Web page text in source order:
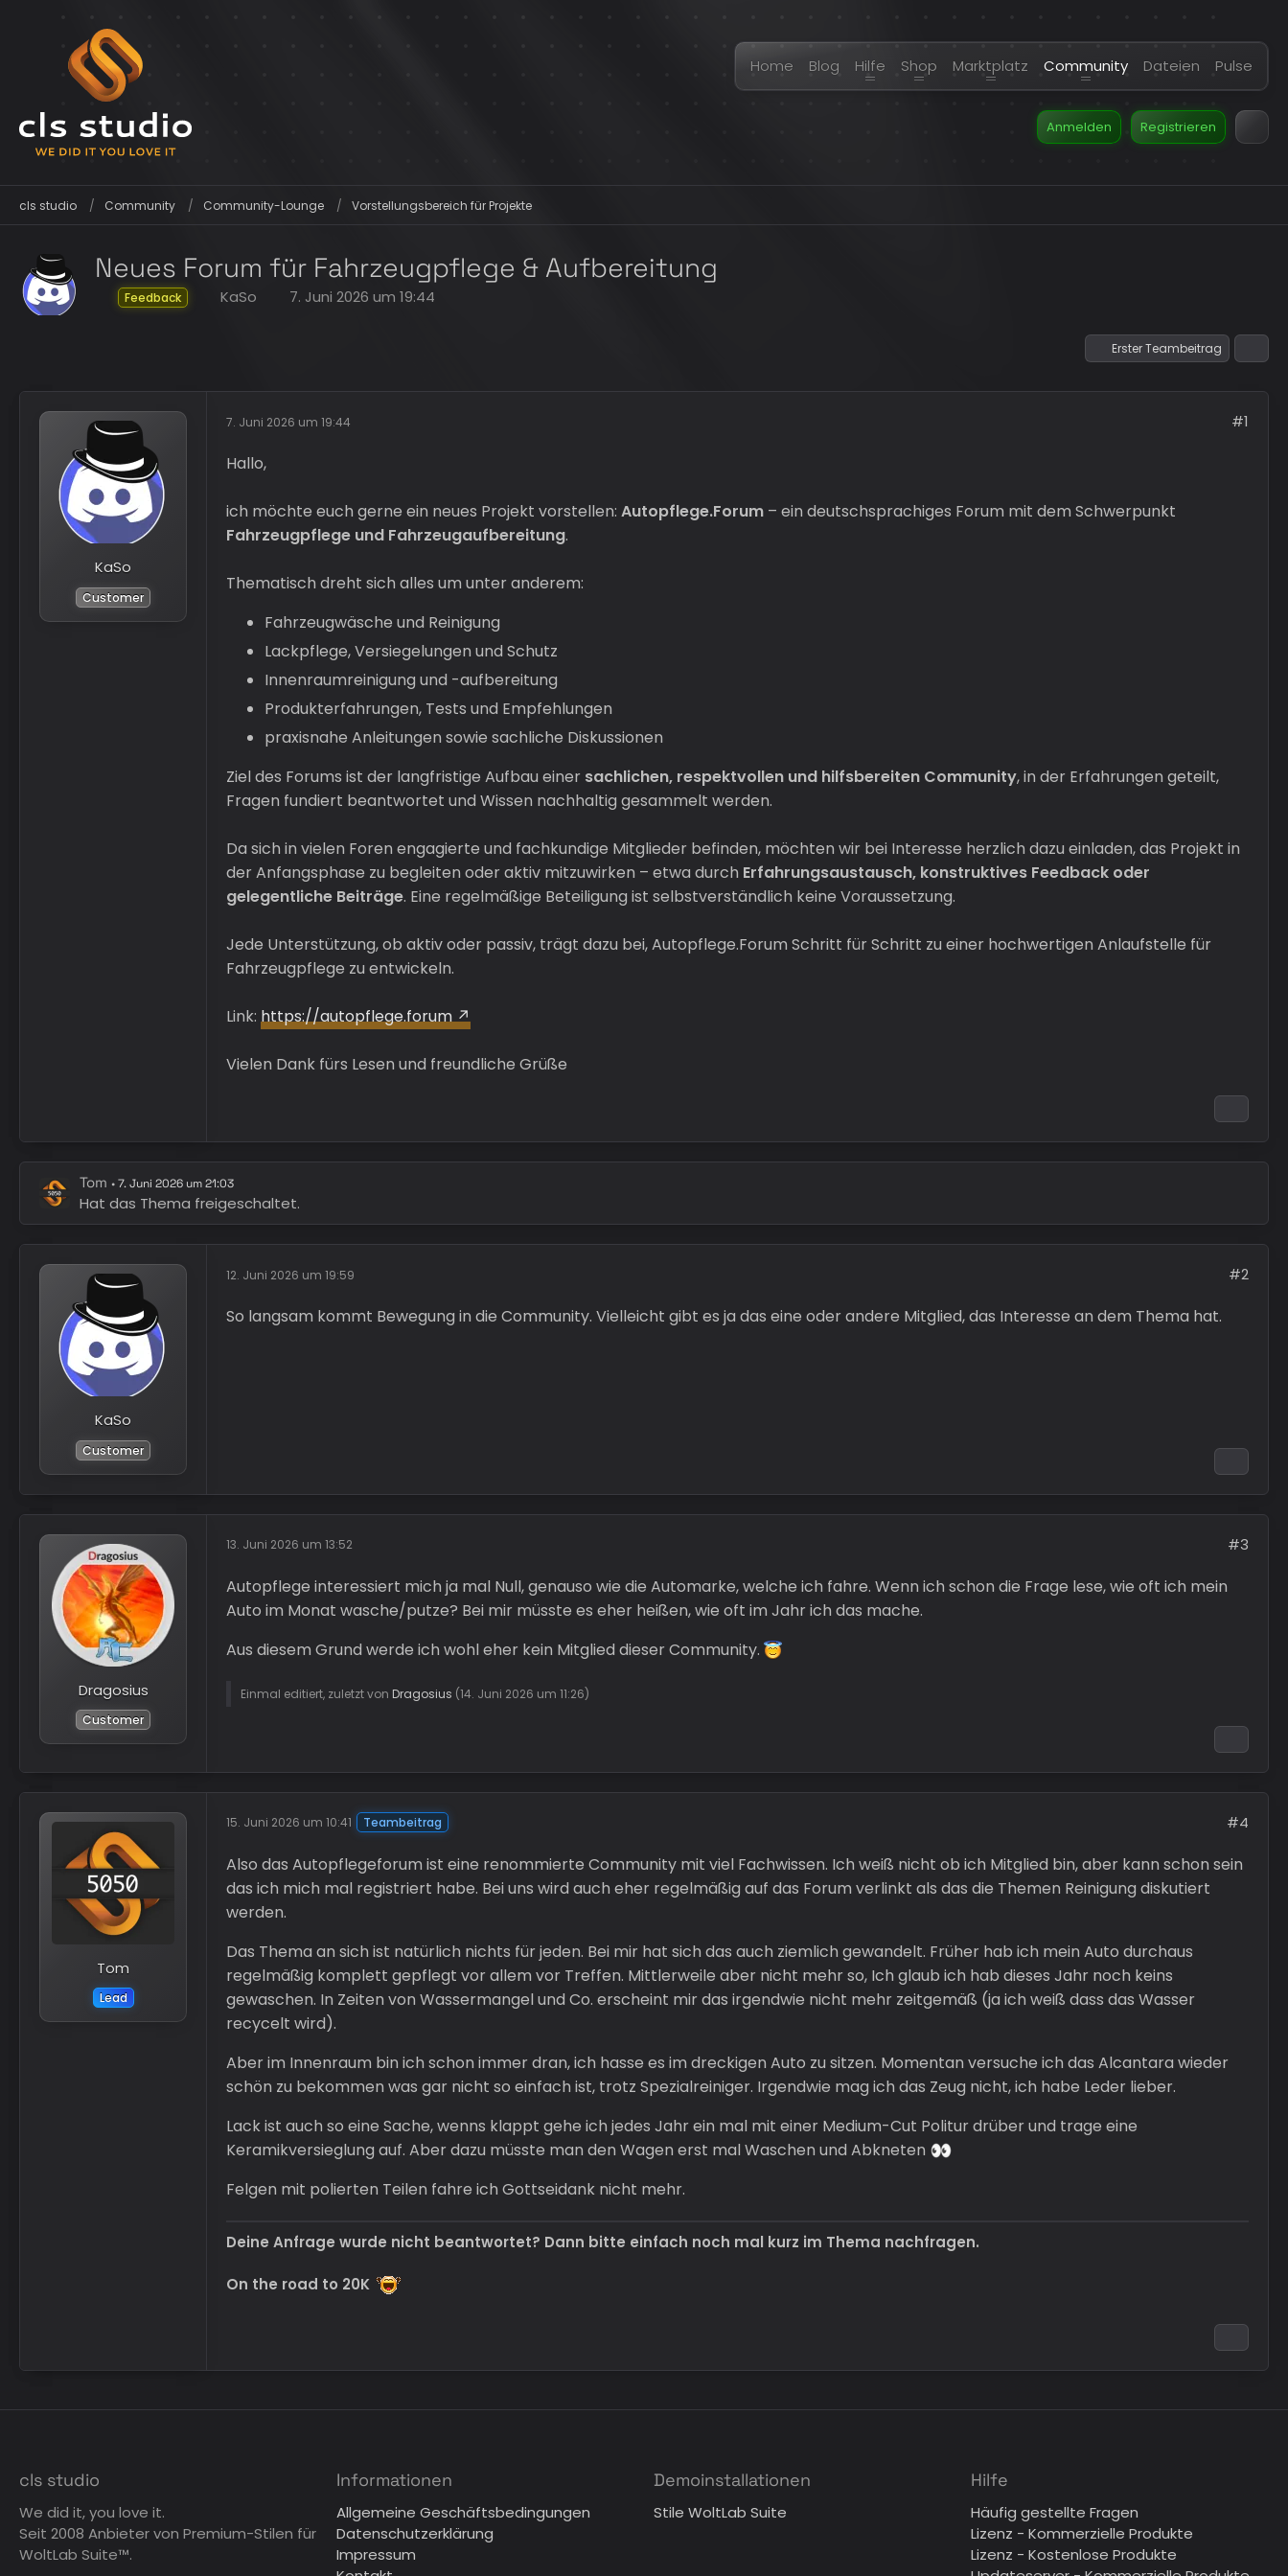
Home Blog Hilfe Shop Marktplatz Community Dateien Pulse
Anmelden Registrieren
cls studio Community Community-Lounge Vorstellungsbereich für Projekte
Neues Forum für Fahrzeugpflege & Aufbereitung
Feedback KaSo 7. Juni 2026 um 19:44
Erster Teambeitrag
KaSo
Customer
7. Juni 2026 um 19:44 #1
Hallo,
ich möchte euch gerne ein neues Projekt vorstellen: Autopflege.Forum – ein deutschsprachiges Forum mit dem Schwerpunkt
Fahrzeugpflege und Fahrzeugaufbereitung.
Thematisch dreht sich alles um unter anderem:
Fahrzeugwäsche und Reinigung
Lackpflege, Versiegelungen und Schutz
Innenraumreinigung und -aufbereitung
Produkterfahrungen, Tests und Empfehlungen
praxisnahe Anleitungen sowie sachliche Diskussionen
Ziel des Forums ist der langfristige Aufbau einer sachlichen, respektvollen und hilfsbereiten Community, in der Erfahrungen geteilt,
Fragen fundiert beantwortet und Wissen nachhaltig gesammelt werden.
Da sich in vielen Foren engagierte und fachkundige Mitglieder befinden, möchten wir bei Interesse herzlich dazu einladen, das Projekt in
der Anfangsphase zu begleiten oder aktiv mitzuwirken – etwa durch Erfahrungsaustausch, konstruktives Feedback oder
gelegentliche Beiträge. Eine regelmäßige Beteiligung ist selbstverständlich keine Voraussetzung.
Jede Unterstützung, ob aktiv oder passiv, trägt dazu bei, Autopflege.Forum Schritt für Schritt zu einer hochwertigen Anlaufstelle für
Fahrzeugpflege zu entwickeln.
Link: https://autopflege.forum
Vielen Dank fürs Lesen und freundliche Grüße
Tom 7. Juni 2026 um 21:03
Hat das Thema freigeschaltet.
KaSo
Customer
12. Juni 2026 um 19:59 #2
So langsam kommt Bewegung in die Community. Vielleicht gibt es ja das eine oder andere Mitglied, das Interesse an dem Thema hat.
Dragosius
Customer
13. Juni 2026 um 13:52 #3
Autopflege interessiert mich ja mal Null, genauso wie die Automarke, welche ich fahre. Wenn ich schon die Frage lese, wie oft ich mein
Auto im Monat wasche/putze? Bei mir müsste es eher heißen, wie oft im Jahr ich das mache.
Aus diesem Grund werde ich wohl eher kein Mitglied dieser Community.
Einmal editiert, zuletzt von Dragosius (14. Juni 2026 um 11:26)
Tom
Lead
15. Juni 2026 um 10:41 Teambeitrag #4
Also das Autopflegeforum ist eine renommierte Community mit viel Fachwissen. Ich weiß nicht ob ich Mitglied bin, aber kann schon sein
das ich mich mal registriert habe. Bei uns wird auch eher regelmäßig auf das Forum verlinkt als das die Themen Reinigung diskutiert
werden.
Das Thema an sich ist natürlich nichts für jeden. Bei mir hat sich das auch ziemlich gewandelt. Früher hab ich mein Auto durchaus
regelmäßig komplett gepflegt vor allem vor Treffen. Mittlerweile aber nicht mehr so, Ich glaub ich hab dieses Jahr noch keins
gewaschen. In Zeiten von Wassermangel und Co. erscheint mir das irgendwie nicht mehr zeitgemäß (ja ich weiß dass das Wasser
recycelt wird).
Aber im Innenraum bin ich schon immer dran, ich hasse es im dreckigen Auto zu sitzen. Momentan versuche ich das Alcantara wieder
schön zu bekommen was gar nicht so einfach ist, trotz Spezialreiniger. Irgendwie mag ich das Zeug nicht, ich habe Leder lieber.
Lack ist auch so eine Sache, wenns klappt gehe ich jedes Jahr ein mal mit einer Medium-Cut Politur drüber und trage eine
Keramikversieglung auf. Aber dazu müsste man den Wagen erst mal Waschen und Abkneten
Felgen mit polierten Teilen fahre ich Gottseidank nicht mehr.
Deine Anfrage wurde nicht beantwortet? Dann bitte einfach noch mal kurz im Thema nachfragen.
On the road to 20K
cls studio
We did it, you love it.
Seit 2008 Anbieter von Premium-Stilen für
WoltLab Suite™.
Informationen
Allgemeine Geschäftsbedingungen
Datenschutzerklärung
Impressum
Demoinstallationen
Stile WoltLab Suite
Hilfe
Häufig gestellte Fragen
Lizenz - Kommerzielle Produkte
Lizenz - Kostenlose Produkte